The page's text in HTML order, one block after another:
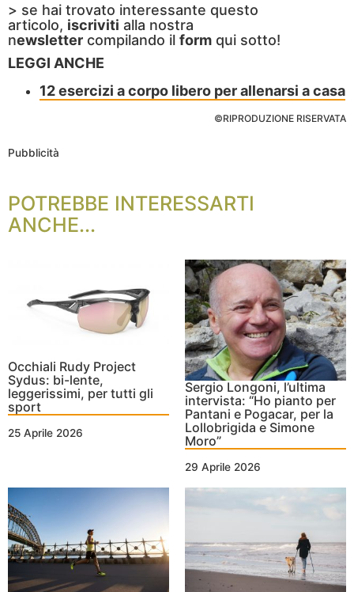
> se hai trovato interessante questo
articolo, iscriviti alla nostra
newsletter compilando il form qui sotto!
LEGGI ANCHE
12 esercizi a corpo libero per allenarsi a casa
©RIPRODUZIONE RISERVATA
Pubblicità
POTREBBE INTERESSARTI
ANCHE...
Occhiali Rudy Project
Sydus: bi-lente,
leggerissimi, per tutti gli
sport
25 Aprile 2026
Sergio Longoni, l’ultima
intervista: “Ho pianto per
Pantani e Pogacar, per la
Lollobrigida e Simone
Moro”
29 Aprile 2026